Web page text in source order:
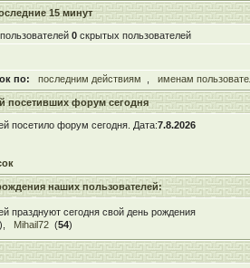
15 минут
0скрытых пользователей
по:
последним действиям именам
посетивших форум сегодня
посетило форум сегодня. Дата:7.8.2026
наших пользователей:
празднуют сегодня свой день рождения
Mihail72 (54)